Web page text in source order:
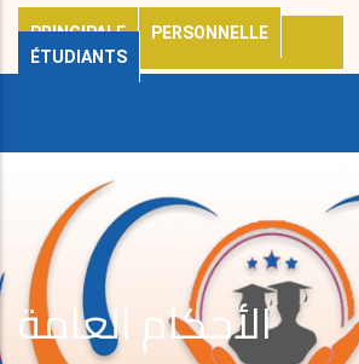
PRINCIPALE
PERSONNELLE
ÉTUDIANTS
الأحكام العامة